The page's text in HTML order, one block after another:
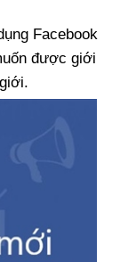
Facebook
được giới